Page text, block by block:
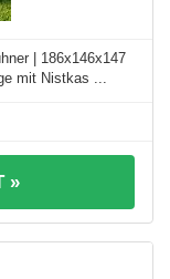
| 186x146x147
mit Nistkas ...
»